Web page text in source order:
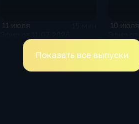
11 июля 10 июля
Показать все выпуски